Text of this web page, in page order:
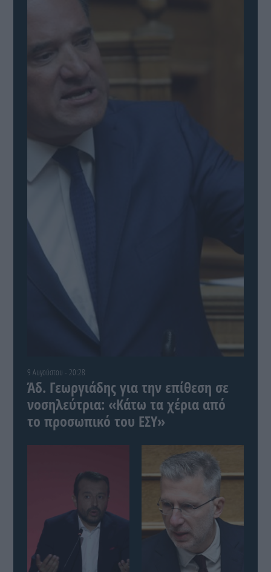
9 Αυγούστου - 20:28
Άδ. Γεωργιάδης για την επίθεση σε
νοσηλεύτρια: «Κάτω τα χέρια από
το προσωπικό του ΕΣΥ»